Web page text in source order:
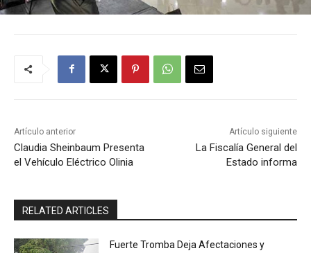
Artículo anterior
Claudia Sheinbaum Presenta
el Vehículo Eléctrico Olinia
Artículo siguiente
La Fiscalía General del
Estado informa
RELATED ARTICLES
Fuerte Tromba Deja Afectaciones y